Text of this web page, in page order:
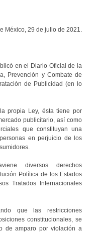
México, 29 de julio de 2021.
en el Diario Oficial de la
Prevención y Combate de
de Publicidad (en lo
propia Ley, ésta tiene por
publicitario, así como
que constituyan una
en perjuicio de los
diversos derechos
Política de los Estados
Tratados Internacionales
que las restricciones
constitucionales, se
de amparo por violación a